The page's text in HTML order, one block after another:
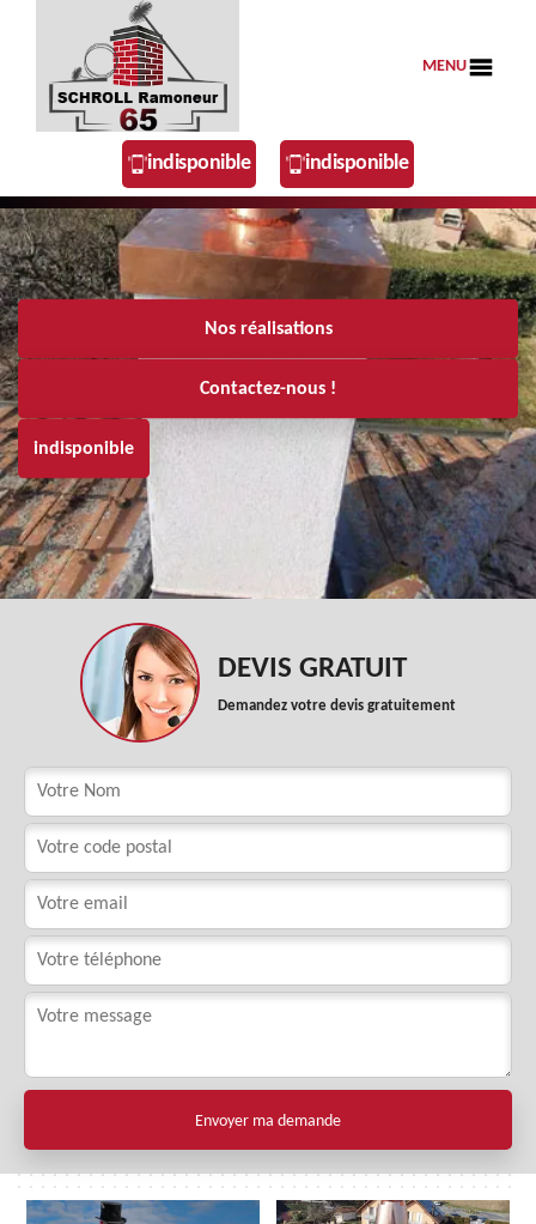
MENU
indisponible indisponible
Nos réalisations
Contactez-nous !
indisponible
DEVIS GRATUIT
Demandez votre devis gratuitement